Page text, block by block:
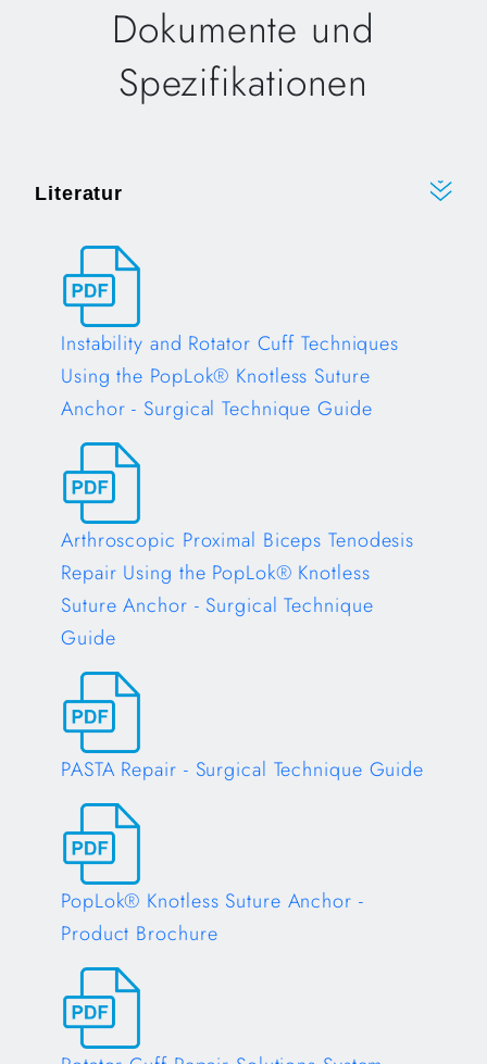
Dokumente und
Spezifikationen
Literatur
Instability and Rotator Cuff Techniques
Using the PopLok® Knotless Suture
Anchor - Surgical Technique Guide
Opens in a new tab
Arthroscopic Proximal Biceps Tenodesis
Repair Using the PopLok® Knotless
Suture Anchor - Surgical Technique
Guide
Opens in a new tab
PASTA Repair - Surgical Technique Guide
Opens in a new tab
PopLok® Knotless Suture Anchor -
Product Brochure
Opens in a new tab